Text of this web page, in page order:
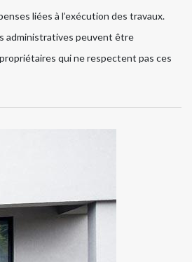
liées à l’exécution des travaux.
administratives peuvent être
qui ne respectent pas ces